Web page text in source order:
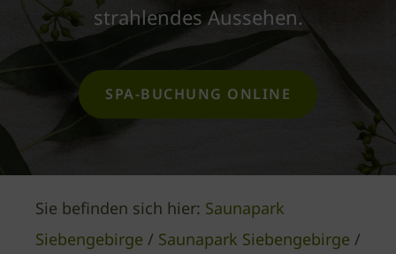
strahlendes Aussehen.
SPA-BUCHUNG ONLINE
Sie befinden sich hier: Saunapark
Siebengebirge / Saunapark Siebengebirge /